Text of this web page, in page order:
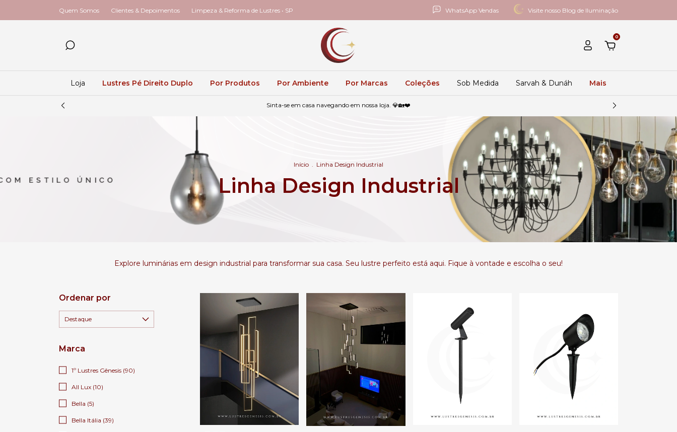
Quem Somos Clientes & Depoimentos Limpeza & Reforma de Lustres • SP WhatsApp Vendas Visite nosso Blog de Iluminação
0
Loja Lustres Pé Direito Duplo Por Produtos Por Ambiente Por Marcas Coleções Sob Medida Sarvah & Dunáh Mais
Sinta-se em casa navegando em nossa loja. 💎🏡❤️
Início . Linha Design Industrial
Linha Design Industrial
Explore luminárias em design industrial para transformar sua casa. Seu lustre perfeito está aqui. Fique à vontade e escolha o seu!
Ordenar por
Marca
1º Lustres Gênesis (90)
All Lux (10)
Bella (5)
Bella Itália (39)